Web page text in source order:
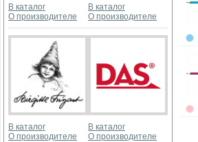
В каталог
О производителе
В каталог
О производителе
В каталог
О производителе
В каталог
О производителе